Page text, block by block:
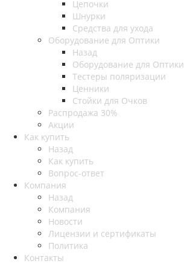
Цепочки
Шнурки
Средства для ухода
Оборудование для Оптики
Назад
Оборудование для Оптики
Тестеры поляризации
Ценники
Стойки для Очков
Распродажа 30%
Акции
Как купить
Назад
Как купить
Вопрос-ответ
Компания
Назад
Компания
Новости
Лицензии и сертификаты
Политика
Контакты